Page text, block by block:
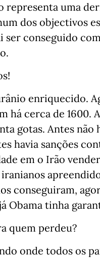
representa uma
dos objectivos
ser conseguido
enriquecido.
há cerca de 1600.
gotas. Antes
havia sanções
em o Irão
conseguiram,
Obama tinha
quem perdeu?
onde todos os